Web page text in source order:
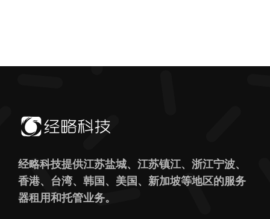
经略科技提供江苏盐城、江苏镇江、浙江宁波、
香港、台湾、韩国、美国、新加坡等地区的服务
器租用和托管业务。